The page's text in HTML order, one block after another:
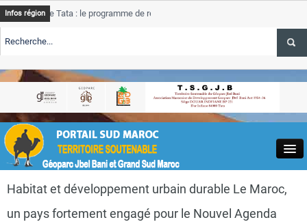
Close
Infos région
de Tata : le programme de rehabilitation post-inondations
TSGJB Tourisme : l’ONMT renforce l’aerien a Dakhla et
Tata
TSGJB Tourisme au Maroc : Transavia renforce les vols Paris-
Habitat et développement urbain durable Le Maroc,
un pays fortement engagé pour le Nouvel Agenda